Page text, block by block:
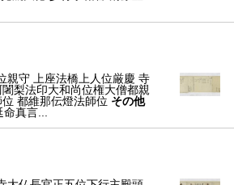
親守 上座法橋上人位厳慶 寺
闍梨法印大和尚位権大僧都親
都維那伝燈法師位 その他
真言...